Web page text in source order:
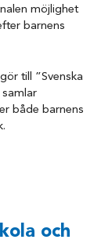
möjlighet
barnens
till ”Svenska
både barnens
och